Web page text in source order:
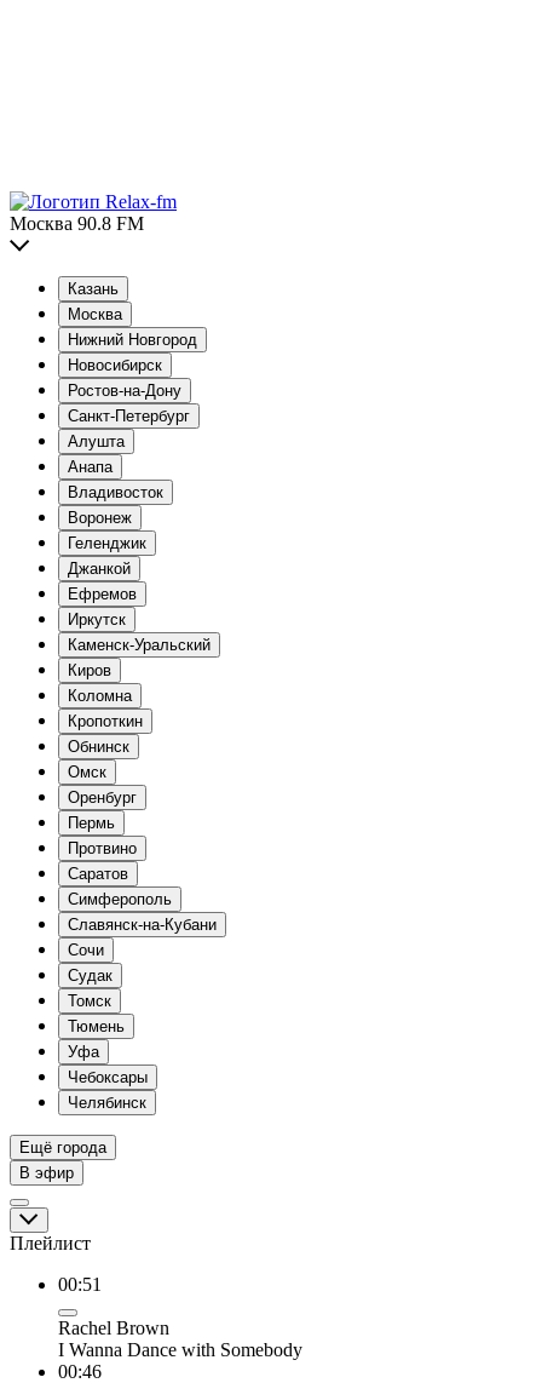
Москва 90.8 FM
Казань
Москва
Нижний Новгород
Новосибирск
Ростов-на-Дону
Санкт-Петербург
Алушта
Анапа
Владивосток
Воронеж
Геленджик
Джанкой
Ефремов
Иркутск
Каменск-Уральский
Киров
Коломна
Кропоткин
Обнинск
Омск
Оренбург
Пермь
Протвино
Саратов
Симферополь
Славянск-на-Кубани
Сочи
Судак
Томск
Тюмень
Уфа
Чебоксары
Челябинск
Ещё города
В эфир
Плейлист
00:51
Rachel Brown
I Wanna Dance with Somebody
00:46